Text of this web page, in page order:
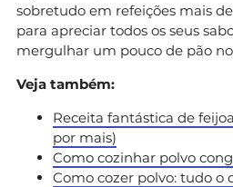
sobretudo em refeições mais
para apreciar todos os seus
mergulhar um pouco de pão
Veja também:
Receita fantástica de
por mais)
Como cozinhar polvo
Como cozer polvo: tudo o